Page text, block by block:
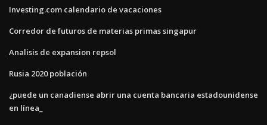
Investing.com calendario de vacaciones
Corredor de futuros de materias primas singapur
Analisis de expansion repsol
Rusia 2020 población
¿puede un canadiense abrir una cuenta bancaria estadounidense
en línea_